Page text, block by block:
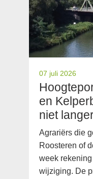
07 juli 2026
en
niet
Agrariërs die
Roosteren of
week
wijziging. De